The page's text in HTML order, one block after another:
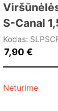
S-Canal
Kodas:
7,90 €
Neturime